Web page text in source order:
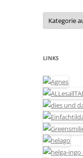
Kategorien
LINKS